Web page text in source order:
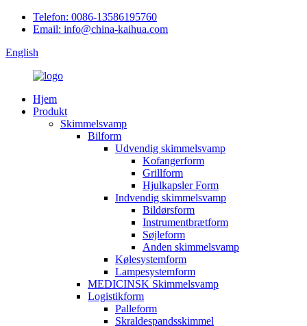
Telefon: 0086-13586195760
Email: info@china-kaihua.com
English
Hjem
Produkt
Skimmelsvamp
Bilform
Udvendig skimmelsvamp
Kofangerform
Grillform
Hjulkapsler Form
Indvendig skimmelsvamp
Bildørsform
Instrumentbrætform
Søjleform
Anden skimmelsvamp
Kølesystemform
Lampesystemform
MEDICINSK Skimmelsvamp
Logistikform
Palleform
Skraldespandsskimmel